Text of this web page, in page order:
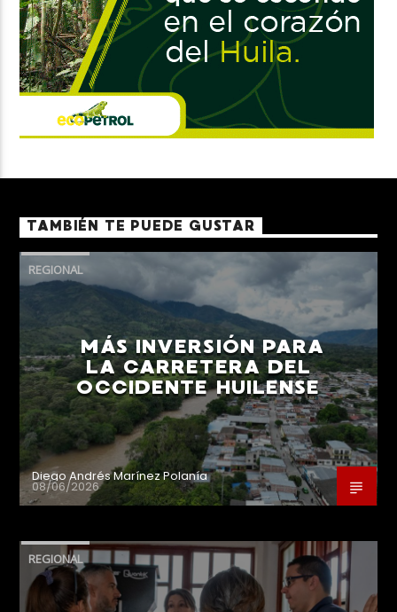
TAMBIÉN TE PUEDE GUSTAR
REGIONAL
MÁS INVERSIÓN PARA
LA CARRETERA DEL
OCCIDENTE HUILENSE
Diego Andrés Marínez Polanía
08/06/2026
REGIONAL